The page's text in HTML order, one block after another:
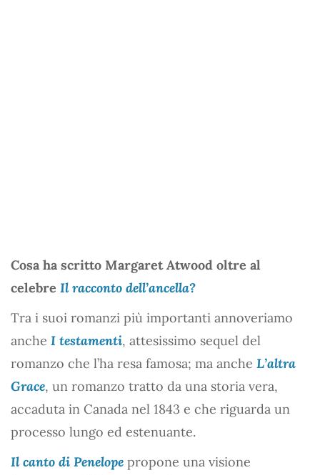
Cosa ha scritto Margaret Atwood oltre al
celebre Il racconto dell’ancella?
Tra i suoi romanzi più importanti annoveriamo
anche I testamenti, attesissimo sequel del
romanzo che l’ha resa famosa; ma anche L’altra
Grace, un romanzo tratto da una storia vera,
accaduta in Canada nel 1843 e che riguarda un
processo lungo ed estenuante.
Il canto di Penelope propone una visione